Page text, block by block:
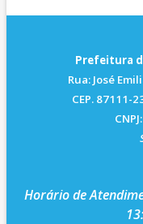
Prefeitura
Rua: José
CEP. 87111-
Horário de